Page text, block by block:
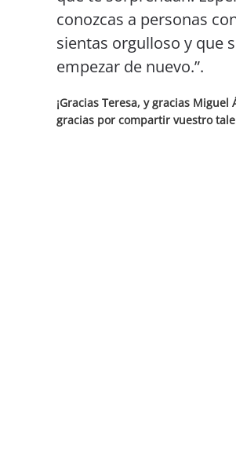
conozcas a personas
sientas orgulloso y que
empezar de nuevo.”.
¡Gracias Teresa, y gracias
gracias por compartir vuestro